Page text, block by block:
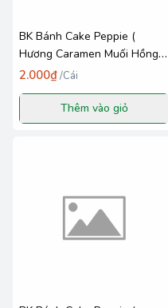
BK Bánh Cake Peppie (
Hương Caramen Muối Hồng )
Cái 18g _ Richy MN
2.000₫/Cái
Thêm vào giỏ